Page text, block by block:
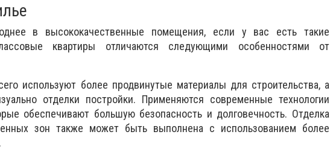
в высококачественные помещения, если у вас есть такие
квартиры отличаются следующими особенностями от
используют более продвинутые материалы для строительства, а
отделки постройки. Применяются современные технологии
обеспечивают большую безопасность и долговечность. Отделка
зон также может быть выполнена с использованием более